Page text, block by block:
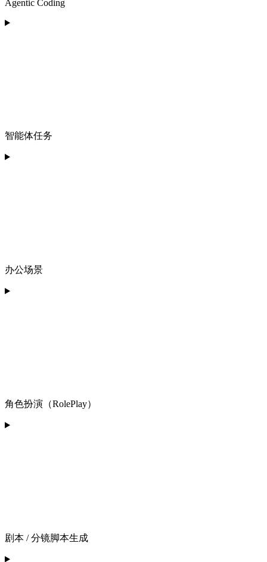
Agentic Coding
智能体任务
办公场景
角色扮演（RolePlay）
剧本 / 分镜脚本生成